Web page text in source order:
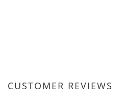
CUSTOMER REVIEWS